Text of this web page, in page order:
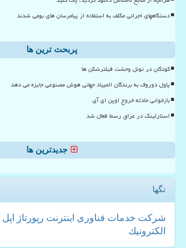
دستگاههای اجرائی مکلف به استفاده از پیامرسان های بومی شدند
پربحث ترین ها
کودکان در تونل وحشت فیلترشکن ها
پاول دوروف به برندگان المپیاد جهانی هوش مصنوعی جایزه می دهد
بازخوانی حادثه خروج اوپن ای آی
استارلینک در عراق رسما فعال شد
جدیدترین ها
تگها
شركت خدمات فناوری اینترنت رپورتاژ اپل
الكترونیك